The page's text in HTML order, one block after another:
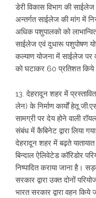
डेरी विकास विभाग की
अन्तर्गत साईलेज की मांग में
अधिक पशुपालको को
साईलेज एवं दुधारू पशुपोषण
कल्याण योजना में साईलेज पर
को घटाकर 60 प्रतिशत किये
13. देहरादून शहर में
लेन) के निर्माण कार्यों हेतू
सामग्री पर देय होने वाली
संबंध में कैबिनेट द्वारा लिया
देहरादून शहर में बढ़ते
बिन्दाल ऐलिवेटेड कॉरिडोर
निष्पादित कराया जाना है।
सरकार द्वारा उक्त दोनों
भारत सरकार द्वारा वहन